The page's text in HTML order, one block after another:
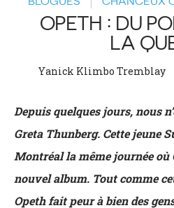
OPETH : DU
LA
Yanick Klimbo Tremblay
Depuis quelques jours, nous
Greta Thunberg. Cette jeune
Montréal la même journée où
nouvel album. Tout comme
Opeth fait peur à bien des